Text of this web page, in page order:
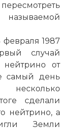
1987
случай
нейтрино от
самый день
сделали
нейтрино, а
Земли